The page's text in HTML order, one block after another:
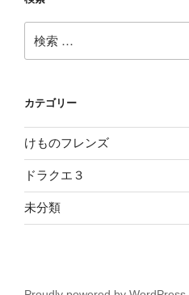
索:
カテゴリー
けものフレンズ
ドラクエ３
未分類